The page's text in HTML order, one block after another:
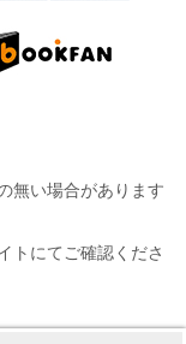
無い場合があります
トにてご確認くださ